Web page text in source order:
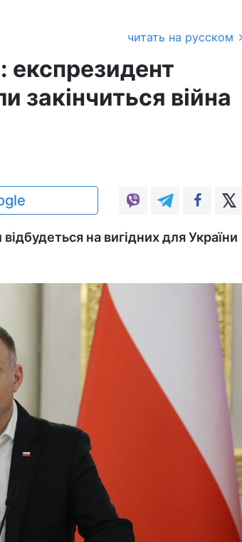
читать на русском
експрезидент
закінчиться війна
на вигідних для України